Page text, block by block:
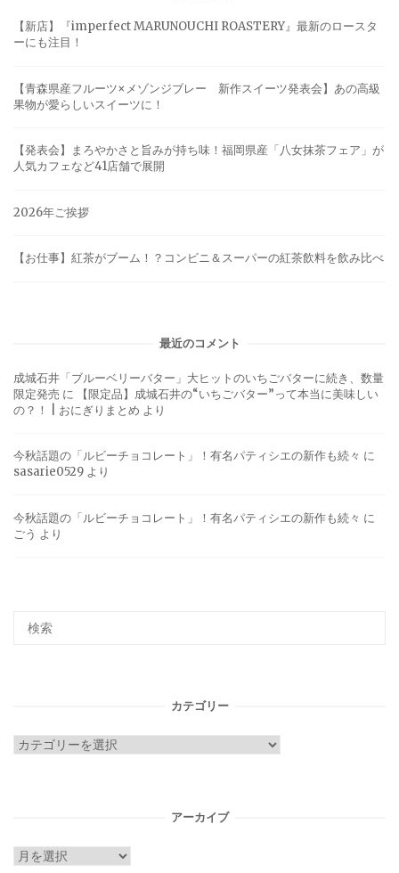
【新店】『imperfect MARUNOUCHI ROASTERY』最新のロースタ
ーにも注目！
【青森県産フルーツ×メゾンジブレー 新作スイーツ発表会】あの高級
果物が愛らしいスイーツに！
【発表会】まろやかさと旨みが持ち味！福岡県産「八女抹茶フェア」が
人気カフェなど41店舗で展開
2026年ご挨拶
【お仕事】紅茶がブーム！？コンビニ＆スーパーの紅茶飲料を飲み比べ
最近のコメント
成城石井「ブルーベリーバター」大ヒットのいちごバターに続き、数量
限定発売 に
【限定品】成城石井の“いちごバター”って本当に美味しい
の？！ | おにぎりまとめ より
今秋話題の「ルビーチョコレート」！有名パティシエの新作も続々 に
sasarie0529 より
今秋話題の「ルビーチョコレート」！有名パティシエの新作も続々 に
ごう より
カテゴリー
カ
アーカイブ
ア